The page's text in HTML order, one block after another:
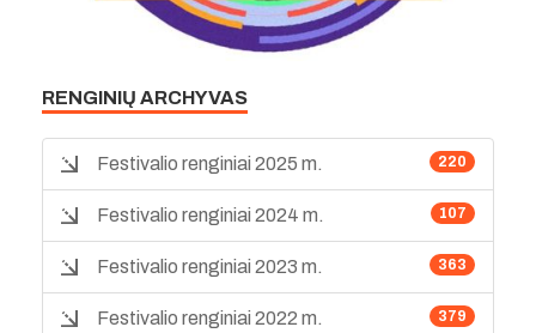
RENGINIŲ ARCHYVAS
220
Festivalio renginiai 2025 m.
107
Festivalio renginiai 2024 m.
363
Festivalio renginiai 2023 m.
379
Festivalio renginiai 2022 m.